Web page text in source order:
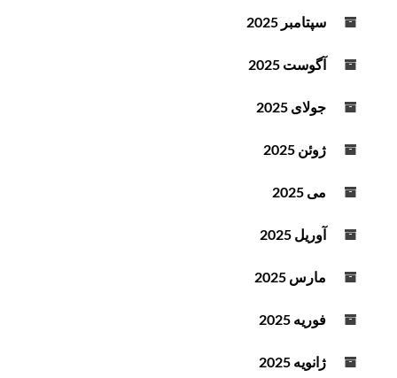
سپتامبر 2025
آگوست 2025
جولای 2025
ژوئن 2025
می 2025
آوریل 2025
مارس 2025
فوریه 2025
ژانویه 2025